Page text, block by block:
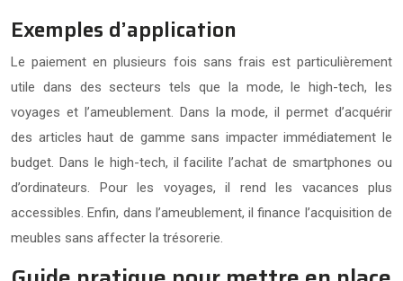
Exemples d’application
Le paiement en plusieurs fois sans frais est particulièrement
utile dans des secteurs tels que la mode, le high-tech, les
voyages et l’ameublement. Dans la mode, il permet d’acquérir
des articles haut de gamme sans impacter immédiatement le
budget. Dans le high-tech, il facilite l’achat de smartphones ou
d’ordinateurs. Pour les voyages, il rend les vacances plus
accessibles. Enfin, dans l’ameublement, il finance l’acquisition de
meubles sans affecter la trésorerie.